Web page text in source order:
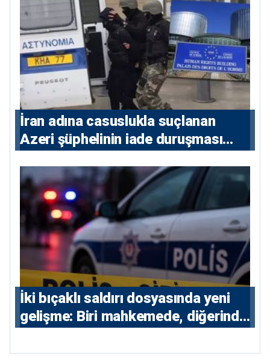
İran adına casuslukla suçlanan
Azeri şüphelinin iade duruşması
İki bıçaklı saldırı dosyasında yeni
gelişme: Biri mahkemede, diğerinde